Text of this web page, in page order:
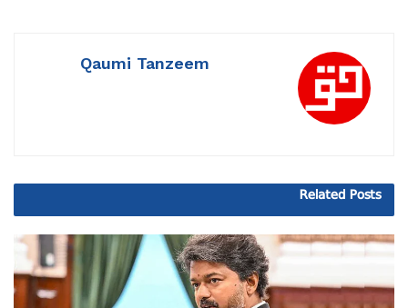
Qaumi Tanzeem
Related Posts